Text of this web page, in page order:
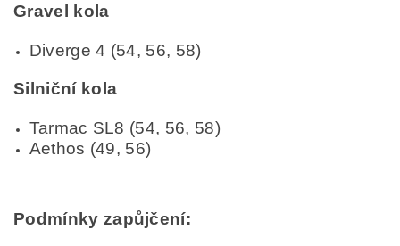
Gravel kola
Diverge 4 (54, 56, 58)
Silniční kola
Tarmac SL8 (54, 56, 58)
Aethos (49, 56)
Podmínky zapůjčení: